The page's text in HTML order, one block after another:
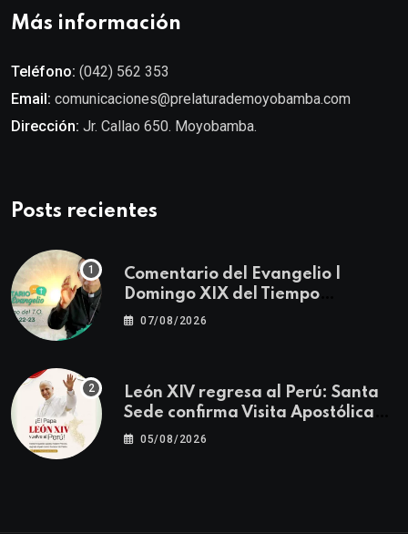
Más información
Teléfono: (042) 562 353
Email: comunicaciones@prelaturademoyobamba.com
Dirección: Jr. Callao 650. Moyobamba.
Posts recientes
Comentario del Evangelio |
Domingo XIX del Tiempo
Ordinario | Mateo 14, 22-23
07/08/2026
León XIV regresa al Perú: Santa
Sede confirma Visita Apostólica
del 11 al 17 de noviembre
05/08/2026